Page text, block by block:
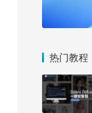
热门教程